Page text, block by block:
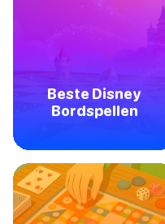
Beste Disney
Bordspellen